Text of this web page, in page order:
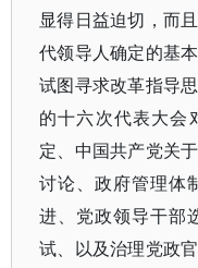
显得日益迫切，而
代领导人确定的基
试图寻求改革指导
的十六次代表大会
定、中国共产党关
讨论、政府管理体
进、党政领导干部
试、以及治理党政